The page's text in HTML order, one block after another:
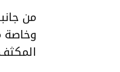
من
وخاصة